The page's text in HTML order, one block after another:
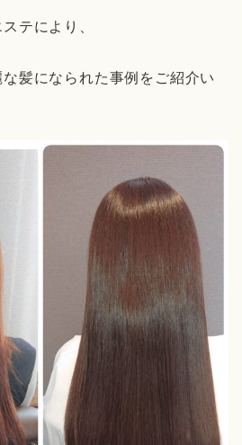
テにより、
髪になられた事例をご紹介い